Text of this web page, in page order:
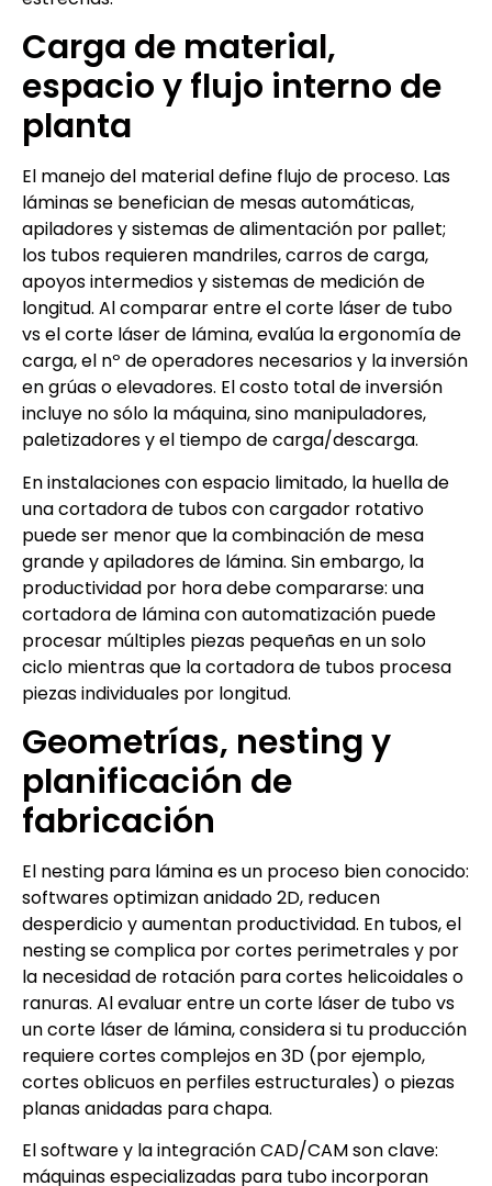
Carga de material,
espacio y flujo interno de
planta
El manejo del material define flujo de proceso. Las
láminas se benefician de mesas automáticas,
apiladores y sistemas de alimentación por pallet;
los tubos requieren mandriles, carros de carga,
apoyos intermedios y sistemas de medición de
longitud. Al comparar entre el corte láser de tubo
vs el corte láser de lámina, evalúa la ergonomía de
carga, el nº de operadores necesarios y la inversión
en grúas o elevadores. El costo total de inversión
incluye no sólo la máquina, sino manipuladores,
paletizadores y el tiempo de carga/descarga.
En instalaciones con espacio limitado, la huella de
una cortadora de tubos con cargador rotativo
puede ser menor que la combinación de mesa
grande y apiladores de lámina. Sin embargo, la
productividad por hora debe compararse: una
cortadora de lámina con automatización puede
procesar múltiples piezas pequeñas en un solo
ciclo mientras que la cortadora de tubos procesa
piezas individuales por longitud.
Geometrías, nesting y
planificación de
fabricación
El nesting para lámina es un proceso bien conocido:
softwares optimizan anidado 2D, reducen
desperdicio y aumentan productividad. En tubos, el
nesting se complica por cortes perimetrales y por
la necesidad de rotación para cortes helicoidales o
ranuras. Al evaluar entre un corte láser de tubo vs
un corte láser de lámina, considera si tu producción
requiere cortes complejos en 3D (por ejemplo,
cortes oblicuos en perfiles estructurales) o piezas
planas anidadas para chapa.
El software y la integración CAD/CAM son clave:
máquinas especializadas para tubo incorporan